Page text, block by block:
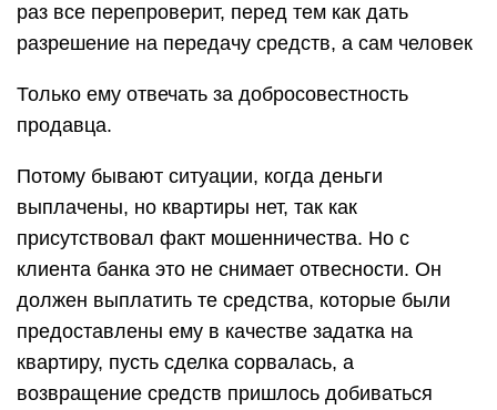
раз все перепроверит, перед тем как дать
разрешение на передачу средств, а сам человек
Только ему отвечать за добросовестность
продавца.
Потому бывают ситуации, когда деньги
выплачены, но квартиры нет, так как
присутствовал факт мошенничества. Но с
клиента банка это не снимает отвесности. Он
должен выплатить те средства, которые были
предоставлены ему в качестве задатка на
квартиру, пусть сделка сорвалась, а
возвращение средств пришлось добиваться